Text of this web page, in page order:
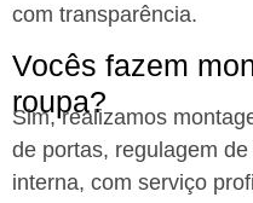
com transparência.
Vocês fazem
roupa?
Sim, realizamos
de portas, regulagem
interna, com serviço